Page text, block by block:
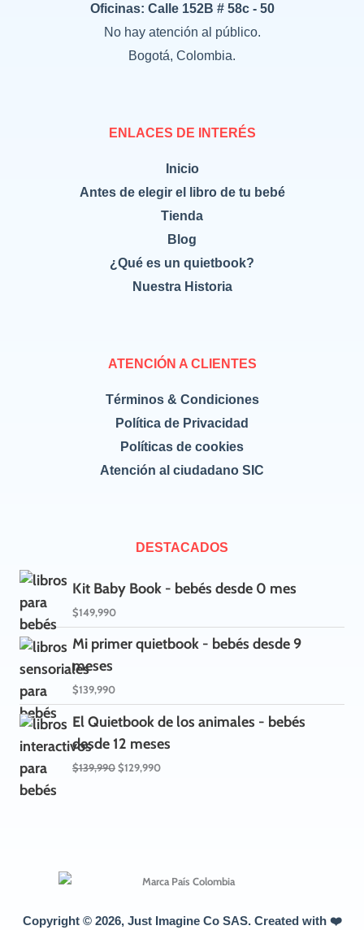
Oficinas: Calle 152B # 58c - 50
No hay atención al público.
Bogotá, Colombia.
ENLACES DE INTERÉS
Inicio
Antes de elegir el libro de tu bebé
Tienda
Blog
¿Qué es un quietbook?
Nuestra Historia
ATENCIÓN A CLIENTES
Términos & Condiciones
Política de Privacidad
Políticas de cookies
Atención al ciudadano SIC
DESTACADOS
Kit Baby Book - bebés desde 0 mes
$149,990
Mi primer quietbook - bebés desde 9
meses
$139,990
El Quietbook de los animales - bebés
desde 12 meses
$139,990
precio
original
$139,990.
$129,990
precio
actual
$129,990.
Copyright © 2026, Just Imagine Co SAS. Created with ❤️